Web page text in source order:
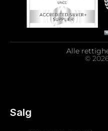
©
Alle
Salg